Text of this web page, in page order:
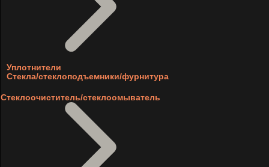
Уплотнители
Стекла/стеклоподъемники/фурнитура
Стеклоочиститель/стеклоомыватель